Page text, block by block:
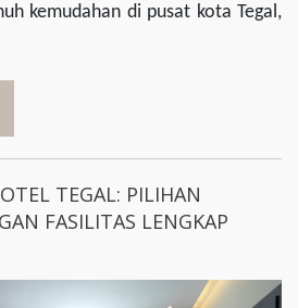
kemudahan di pusat kota Tegal,
TEGAL: PILIHAN
FASILITAS LENGKAP